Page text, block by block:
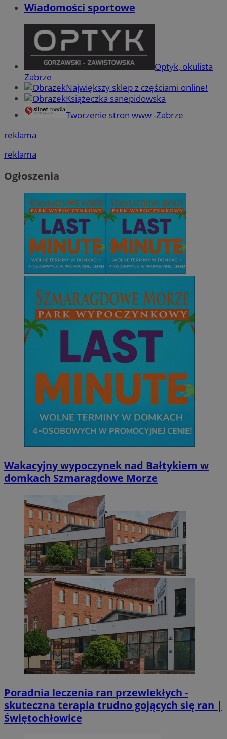
Wiadomości sportowe
Optyk, okulista
Zabrze
Największy sklep z częściami online!
Książeczka sanepidowska
Tworzenie stron www -Zabrze
reklama
reklama
Ogłoszenia
Wakacyjny wypoczynek nad Bałtykiem w
domkach Szmaragdowe Morze
Poradnia leczenia ran przewlekłych -
skuteczna terapia trudno gojących się ran |
Świętochłowice